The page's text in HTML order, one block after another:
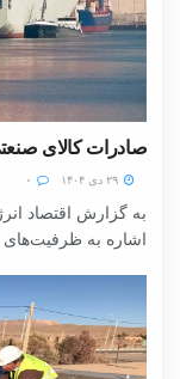
صادرات کالای صنعتی از ۴۲۰ واحد
به گزارش اقتصاد
اشاره به ظرفیت‌های